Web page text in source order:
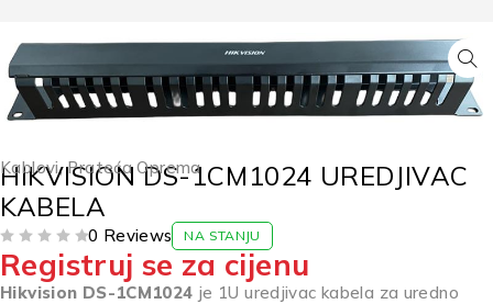
Kablovi,Prateća Oprema
HIKVISION DS-1CM1024 UREDJIVAC
KABELA
0 Reviews NA STANJU
Registruj se za cijenu
Hikvision DS-1CM1024 je 1U uredjivac kabela za uredno